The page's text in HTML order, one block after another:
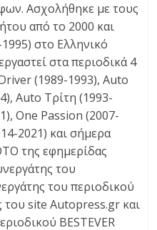
Ασχολήθηκε με τους
από το 2000 και
στο Ελληνικό
στα περιοδικά 4
(1989-1993), Auto
Auto Τρίτη (1993-
One Passion (2007-
2021) και σήμερα
της εφημερίδας
του
του περιοδικού
του site Autopress.gr και
BESTEVER